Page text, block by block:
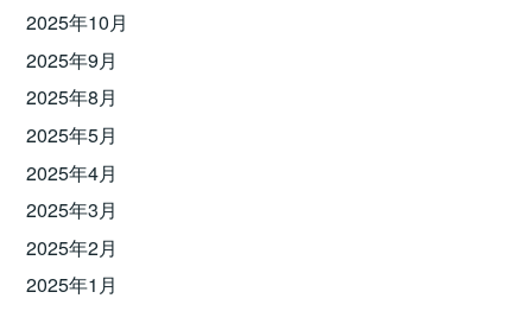
2025年10月
2025年9月
2025年8月
2025年5月
2025年4月
2025年3月
2025年2月
2025年1月